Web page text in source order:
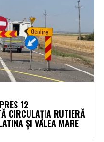
12
CIRCULAȚIA RUTIERĂ
ȘI VALEA MARE